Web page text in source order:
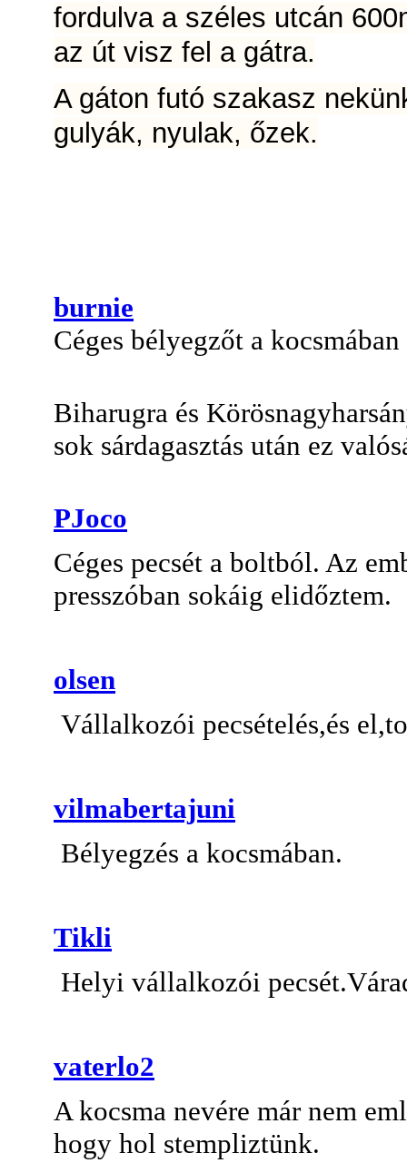
fordulva a széles utcán
az út visz fel a gátra.
A gáton futó szakasz
gulyák, nyulak, őzek.
burnie
Céges bélyegzőt a
Biharugra és
sok sárdagasztás után ez
PJoco
Céges pecsét a boltból. Az
presszóban sokáig elidőztem.
olsen
Vállalkozói pecsételés,és
vilmabertajuni
Bélyegzés a kocsmában.
Tikli
Helyi vállalkozói
vaterlo2
A kocsma nevére már nem
hogy hol stempliztünk.